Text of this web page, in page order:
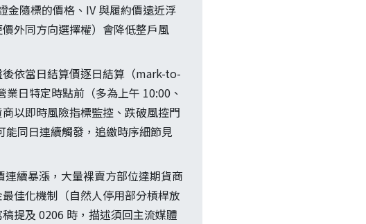
金隨標的價格、IV 與履約價遠近浮
外同方向選擇權）會降低整戶風
依當日結算價逐日結算（mark-to-
日特定時點前（多為上午 10:00、
以即時風險指標監控、跌破風控門
同日連續觸發，追繳時序細節見
續暴漲，大量裸賣方部位達期貨商
佳化機制（自然人停用部分槓桿放
提及 0206 時，描述須回主流媒體